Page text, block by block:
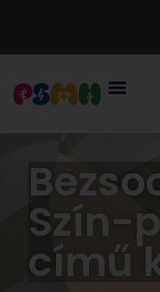
Szín-
című